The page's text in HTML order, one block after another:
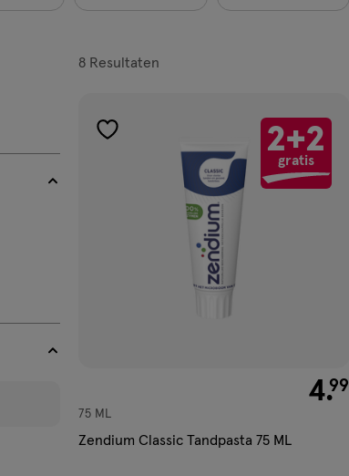
8Resultaten
producten
2+2
gratis
toevoegen
€ 4.99
4.99
75 ML
Zendium Classic Tandpasta 75 ML